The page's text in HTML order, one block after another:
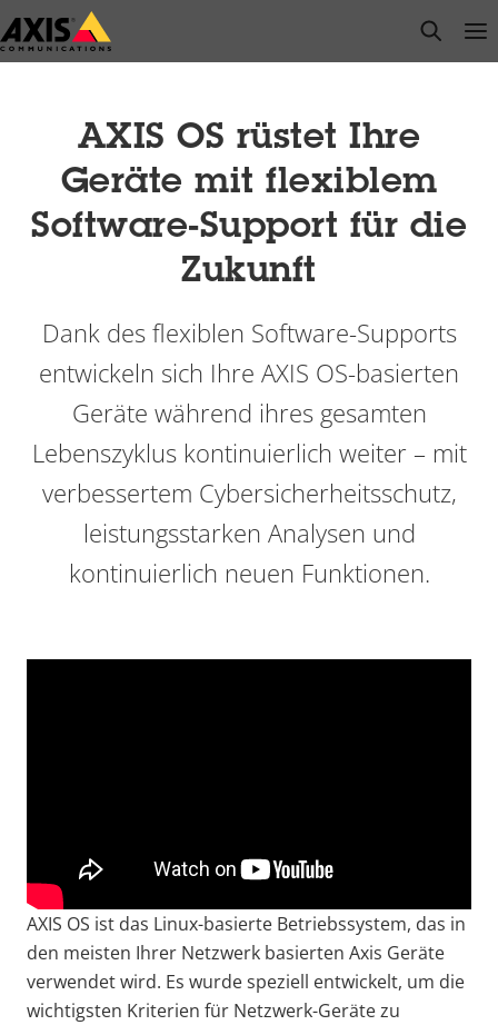
Zum
Hauptinhalt
open
AXIS OS rüstet Ihre
Geräte mit flexiblem
Software-Support für die
Zukunft
Dank des flexiblen Software-Supports
entwickeln sich Ihre AXIS OS-basierten
Geräte während ihres gesamten
Lebenszyklus kontinuierlich weiter – mit
verbessertem Cybersicherheitsschutz,
leistungsstarken Analysen und
kontinuierlich neuen Funktionen.
AXIS OS ist das Linux-basierte Betriebssystem, das in
den meisten Ihrer Netzwerk basierten Axis Geräte
verwendet wird. Es wurde speziell entwickelt, um die
wichtigsten Kriterien für Netzwerk-Geräte zu